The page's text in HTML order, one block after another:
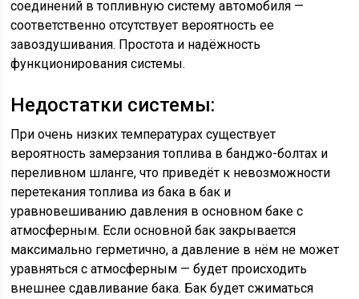
соединений в топливную систему автомобиля —
соответственно отсутствует вероятность ее
завоздушивания. Простота и надёжность
функционирования системы.
Недостатки системы:
При очень низких температурах существует
вероятность замерзания топлива в банджо-болтах и
переливном шланге, что приведёт к невозможности
перетекания топлива из бака в бак и
уравновешиванию давления в основном баке с
атмосферным. Если основной бак закрывается
максимально герметично, а давление в нём не может
уравняться с атмосферным — будет происходить
внешнее сдавливание бака. Бак будет сжиматься